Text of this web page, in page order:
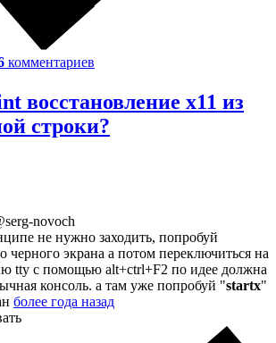
комментариев
восстановление x11 из
строки?
novoch
не нужно заходить, попробуй
черного экрана а потом переключиться на
tty с помощью alt+ctrl+F2 по идее должна
консоль. а там уже попробуй "startx"
более года назад